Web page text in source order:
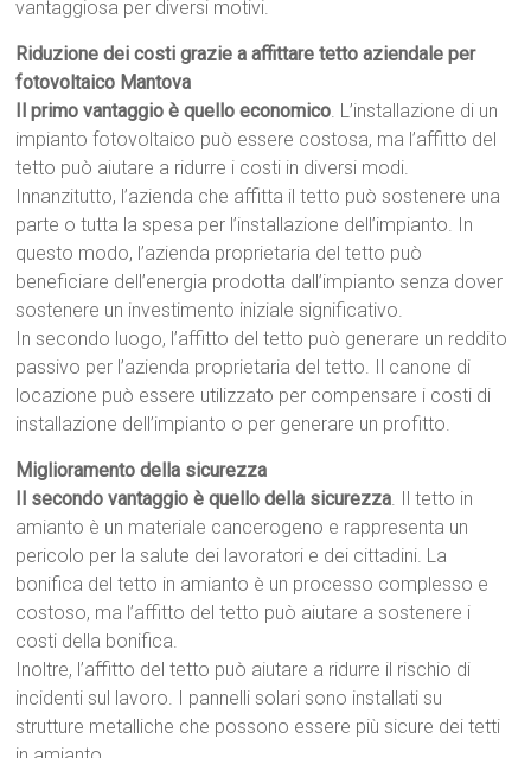
vantaggiosa per diversi motivi.
Riduzione dei costi grazie a affittare tetto aziendale per
fotovoltaico Mantova
Il primo vantaggio è quello economico. L’installazione di un
impianto fotovoltaico può essere costosa, ma l’affitto del
tetto può aiutare a ridurre i costi in diversi modi.
Innanzitutto, l’azienda che affitta il tetto può sostenere una
parte o tutta la spesa per l’installazione dell’impianto. In
questo modo, l’azienda proprietaria del tetto può
beneficiare dell’energia prodotta dall’impianto senza dover
sostenere un investimento iniziale significativo.
In secondo luogo, l’affitto del tetto può generare un reddito
passivo per l’azienda proprietaria del tetto. Il canone di
locazione può essere utilizzato per compensare i costi di
installazione dell’impianto o per generare un profitto.
Miglioramento della sicurezza
Il secondo vantaggio è quello della sicurezza. Il tetto in
amianto è un materiale cancerogeno e rappresenta un
pericolo per la salute dei lavoratori e dei cittadini. La
bonifica del tetto in amianto è un processo complesso e
costoso, ma l’affitto del tetto può aiutare a sostenere i
costi della bonifica.
Inoltre, l’affitto del tetto può aiutare a ridurre il rischio di
incidenti sul lavoro. I pannelli solari sono installati su
strutture metalliche che possono essere più sicure dei tetti